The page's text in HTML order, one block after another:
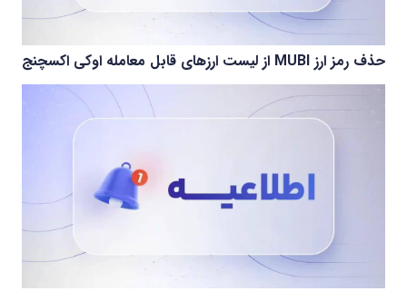
حذف رمز ارز MUBI از لیست ارزهای قابل معامله اوکی اکسچنج